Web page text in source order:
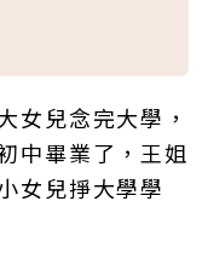
女兒念完大學，
中畢業了，王姐
女兒掙大學學